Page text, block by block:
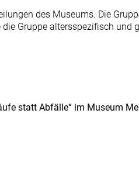
des Museums. Die
Gruppe altersspezifisch und
statt Abfälle“ im Museum